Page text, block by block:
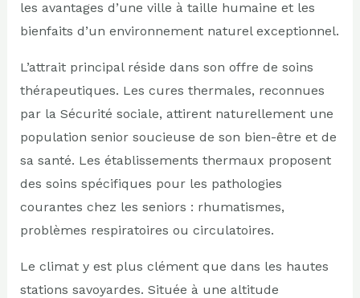
les avantages d’une ville à taille humaine et les
bienfaits d’un environnement naturel exceptionnel.
L’attrait principal réside dans son offre de soins
thérapeutiques. Les cures thermales, reconnues
par la Sécurité sociale, attirent naturellement une
population senior soucieuse de son bien-être et de
sa santé. Les établissements thermaux proposent
des soins spécifiques pour les pathologies
courantes chez les seniors : rhumatismes,
problèmes respiratoires ou circulatoires.
Le climat y est plus clément que dans les hautes
stations savoyardes. Située à une altitude